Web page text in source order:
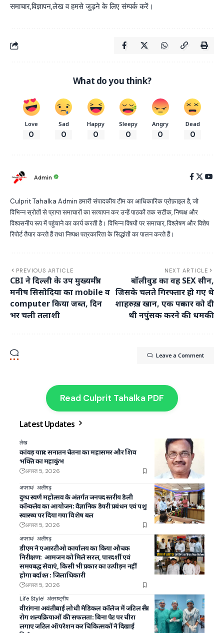
समाचार,विज्ञापन,लेख व हमसे जुड़ने के लिए संम्पर्क करें।
What do you think?
Love
0
Sad
0
Happy
0
Sleepy
0
Angry
0
Dead
0
Admin
Culprit Tahalka Admin हमारी संपादकीय टीम का आधिकारिक प्रोफ़ाइल है, जो
विभिन्न स्रोतों से प्राप्त समाचारों का सत्यापन कर उन्हें पाठकों तक सटीक, निष्पक्ष और
विश्वसनीय रूप में पहुंचाने का कार्य करती है। विभिन्न विषयों पर समाचार, विश्लेषण और विशेष
रिपोर्ट तैयार करते हैं तथा निष्पक्ष पत्रकारिता के सिद्धांतों का पालन करते हैं।
PREVIOUS ARTICLE
CBI ने दिल्ली के उप मुख्यमंत्री
मनीष सिसोदिया का mobile व
computer किया जब्त, दिन
भर चली तलाशी
NEXT ARTICLE
बॉलीवुड का वह SEX सीन,
जिसके चलते गिरफ्तार हो गए थे
शाहरुख़ खान, एक पत्रकार को दी
थी नपुंसक करने की धमकी
Leave a Comment
Read Culprit Tahalka PDF
Latest Updates
लेख
कांवड़ यात्रा : सनातन चेतना का महासमर और शिव
भक्ति का महाकुंभ
अगस्त 5, 2026
अपराध अलीगढ़
दुग्ध स्वर्ण महोत्सव के अंतर्गत जनपद स्तरीय डेली
कॉन्क्लेव का आयोजन: वैज्ञानिक डेयरी प्रबंधन एवं पशु
स्वास्थ्य पर दिया गया विशेष बल
अगस्त 5, 2026
अपराध अलीगढ़
डीएम ने एआरटीओ कार्यालय का किया औचक
निरीक्षण: आमजन को मिले सरल, पारदर्शी एवं
समयबद्ध सेवाएं, किसी भी प्रकार का उत्पीड़न नहीं
होगा बर्दाश्त : जिलाधिकारी
अगस्त 5, 2026
Life Style अंतराष्ट्रीय
वीरांगना अवंतीबाई लोधी मेडिकल कॉलेज में जटिल स्त्री
रोग शल्यक्रियाओं की सफलता: बिना पेट पर चीरा
लगाए जटिल ऑपरेशन कर चिकित्सकों ने दिखाई